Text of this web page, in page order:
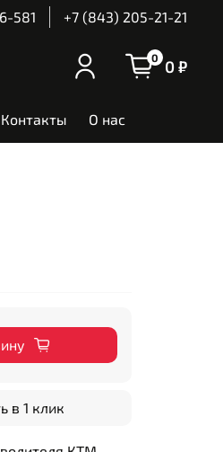
581 +7 (843) 205-21-21
0 0 ₽
Контакты О нас
в 1 клик